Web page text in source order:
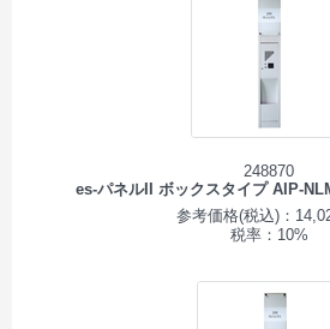
248870
es-パネルII ボックスタイプ AIP-
参考価格(税込)：
税率：10%